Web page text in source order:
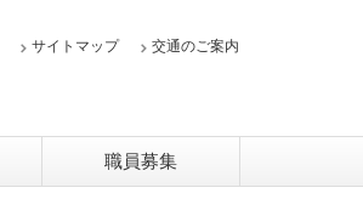
サイトマップ 交通のご案内
職員募集